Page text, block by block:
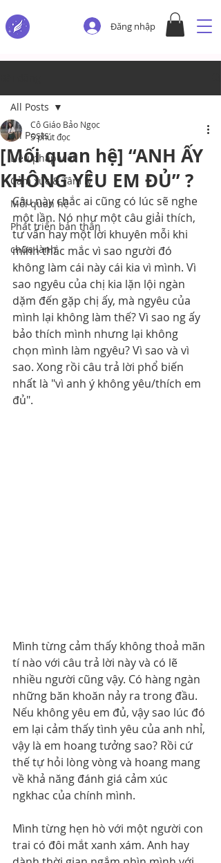
Đăng nhập
All Posts
Liệu pháp viết
Cảm xúc & Tâm lý
Mối quan hệ
Phát triển bản thân
chữa lành
All Posts
[Mối quan hệ] “ANH ẤY
KHÔNG YÊU EM ĐỦ” ?
Cô Giáo Bảo Ngọc
5 phút đọc
Câu này chắc ai cũng có lúc sẽ nghe
một lần. Nó như một câu giải thích,
tư vấn hay một lời khuyên mỗi khi
mình thắc mắc vì sao người đó
không làm cái này cái kia vì mình. Vì
sao ngyêu của chị kia lặn lội ngàn
dặm đến gặp chị ấy, mà ngyêu của
mình lại không làm thế? Vì sao ng ấy
bảo thích mình nhưng lại không
chọn mình làm ngyêu? Vì sao và vì
sao. Xong rồi câu trả lời phổ biến
nhất là "vì anh ý không yêu/thích em
đủ".
Mình từng cảm thấy không thoả mãn
tí nào với câu trả lời này và có lẽ
nhiều người cũng vậy. Có hàng ngàn
những băn khoăn nảy ra trong đầu.
Nếu không yêu em đủ, vậy sao lúc đó
em lại cảm thấy tình yêu của anh nhỉ,
vậy là em hoang tưởng sao? Rồi cứ
thế tự hỏi lòng vòng và hoang mang
về khả năng đánh giá cảm xúc
ngkhac của chính mình.
Mình từng hẹn hò với một người con
trai có đôi mắt xanh xám. Anh hay